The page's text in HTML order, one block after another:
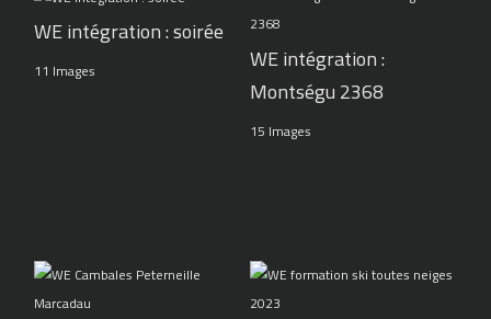
WE intégration : soirée
11 Images
WE intégration :
Montségu 2368
15 Images